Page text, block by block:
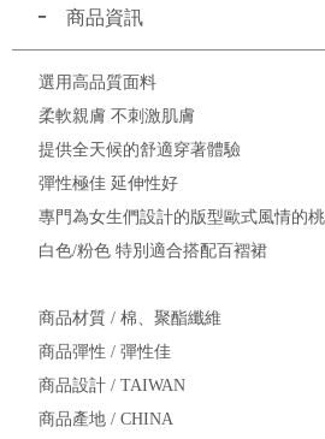
商品資訊
選用高品質面料
柔軟親膚 不刺激肌膚
提供全天候的舒適穿著體驗
彈性極佳 延伸性好
專門為女生們設計的版型歐式風情的
白色/粉色 特別適合搭配百褶裙
商品材質 / 棉、聚酯纖維
商品彈性 / 彈性佳
商品設計 / TAIWAN
商品產地 / CHINA